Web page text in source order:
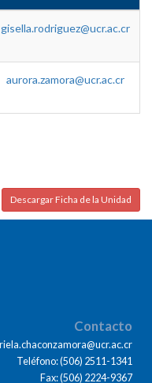
gisella.rodriguez@ucr.ac.cr
aurora.zamora@ucr.ac.cr
Descargar Ficha de la Unidad
Contacto
Teléfono: (506) 2511-1341
Fax: (506) 2224-9367